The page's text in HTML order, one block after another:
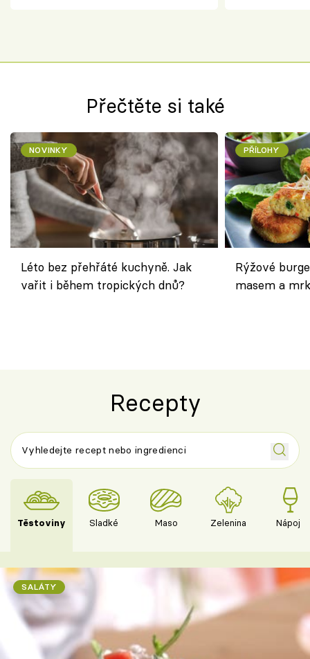
Přečtěte si také
NOVINKY
Léto bez přehřáté kuchyně. Jak
vařit i během tropických dnů?
PŘÍLOHY
Rýžové
masem a
Recepty
Těstoviny Sladké Maso Zelenina Nápoje
SALÁTY